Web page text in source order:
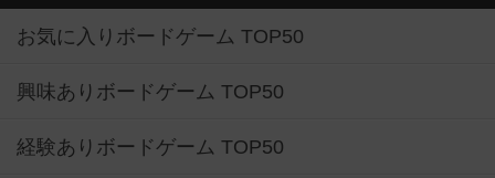
お気に入りボードゲーム TOP50
興味ありボードゲーム TOP50
経験ありボードゲーム TOP50